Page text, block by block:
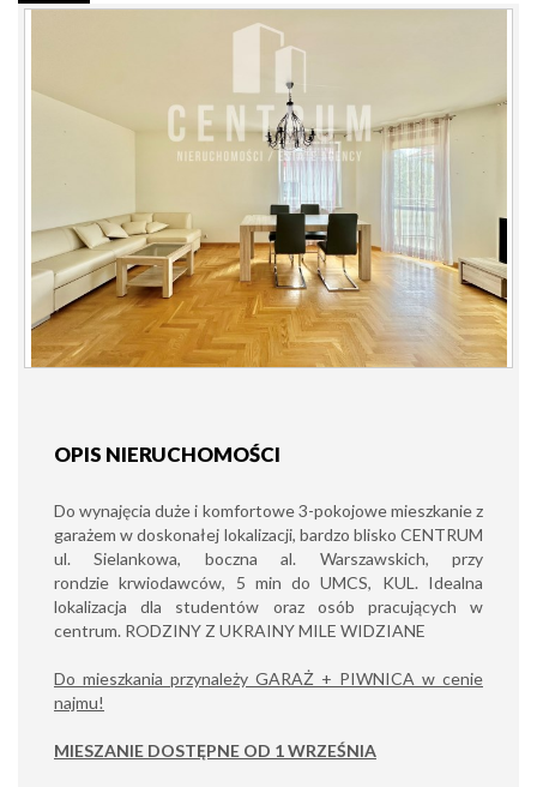
OPIS NIERUCHOMOŚCI
Do wynajęcia duże i komfortowe 3-pokojowe mieszkanie z
garażem w doskonałej lokalizacji, bardzo blisko CENTRUM
ul. Sielankowa, boczna al. Warszawskich, przy
rondzie krwiodawców, 5 min do UMCS, KUL. Idealna
lokalizacja dla studentów oraz osób pracujących w
centrum. RODZINY Z UKRAINY MILE WIDZIANE
Do mieszkania przynależy GARAŻ + PIWNICA w cenie
najmu!
MIESZANIE DOSTĘPNE OD 1 WRZEŚNIA